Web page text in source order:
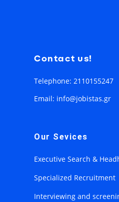
Contact us!
Telephone: 2110155247
Email: info@jobistas.gr
Our Sevices
Executive Search &
Specialized Recruitment
Interviewing and